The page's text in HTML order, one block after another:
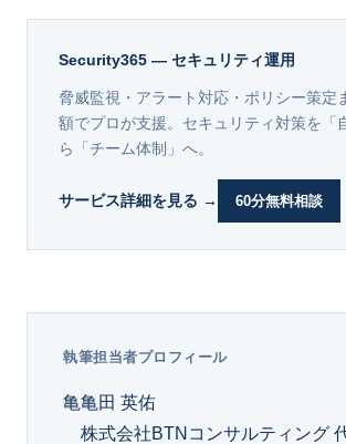
Security365 — セキュリティ運用
脅威監視・アラート対応・ポリシー策定
額でプロが支援。セキュリティ対策を「
ら「チーム体制」へ。
サービス詳細を見る → 60分無料相談
執筆担当者プロフィール
亀亀田 英佑
株式会社BTNコンサルティング